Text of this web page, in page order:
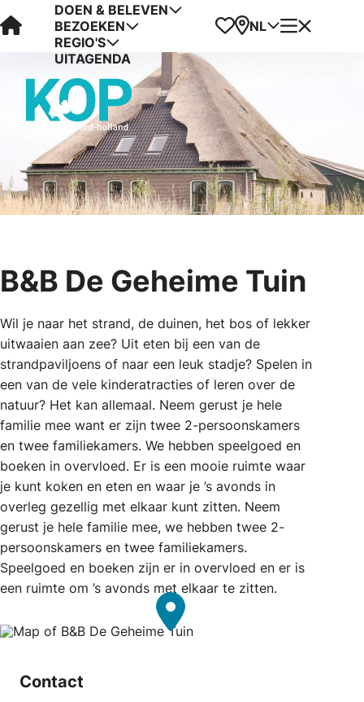
Visit Kop van Holland
DOEN & BELEVEN
BEZOEKEN
REGIO'S
UITAGENDA
Favorieten
Kaart
NL Menu
B&B De Geheime Tuin
Wil je naar het strand, de duinen, het bos of lekker
uitwaaien aan zee? Uit eten bij een van de
strandpaviljoens of naar een leuk stadje? Spelen in
een van de vele kinderatracties of leren over de
natuur? Het kan allemaal. Neem gerust je hele
familie mee want er zijn twee 2-persoonskamers
en twee familiekamers. We hebben speelgoed en
boeken in overvloed. Er is een mooie ruimte waar
je kunt koken en eten en waar je ’s avonds in
overleg gezellig met elkaar kunt zitten. Neem
gerust je hele familie mee, we hebben twee 2-
persoonskamers en twee familiekamers.
Speelgoed en boeken zijn er in overvloed en er is
een ruimte om ’s avonds met elkaar te zitten.
Contact